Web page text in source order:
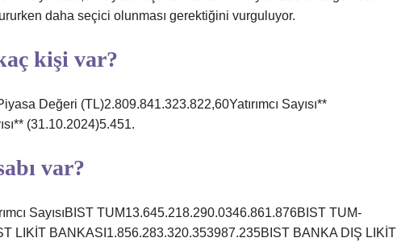
daha seçici olunması gerektiğini vurguluyor.
kişi var?
Değeri (TL)2.809.841.323.822,60Yatırımcı Sayısı**
(31.10.2024)5.451.
var?
SayısıBIST TUM13.645.218.290.0346.861.876BIST TUM-
LIKİT BANKASI1.856.283.320.353987.235BIST BANKA DIŞ LIKİT